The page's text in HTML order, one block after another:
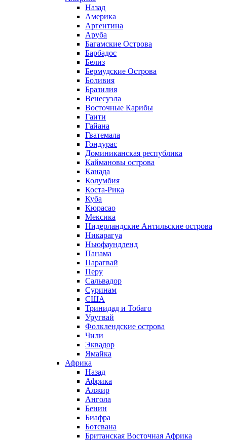
Назад
Америка
Аргентина
Аруба
Багамские Острова
Барбадос
Белиз
Бермудские Острова
Боливия
Бразилия
Венесуэла
Восточные Карибы
Гаити
Гайана
Гватемала
Гондурас
Доминиканская республика
Каймановы острова
Канада
Колумбия
Коста-Рика
Куба
Кюрасао
Мексика
Нидерландские Антильские острова
Никарагуа
Ньюфаундленд
Панама
Парагвай
Перу
Сальвадор
Суринам
США
Тринидад и Тобаго
Уругвай
Фолклендские острова
Чили
Эквадор
Ямайка
Африка
Назад
Африка
Алжир
Ангола
Бенин
Биафра
Ботсвана
Британская Восточная Африка